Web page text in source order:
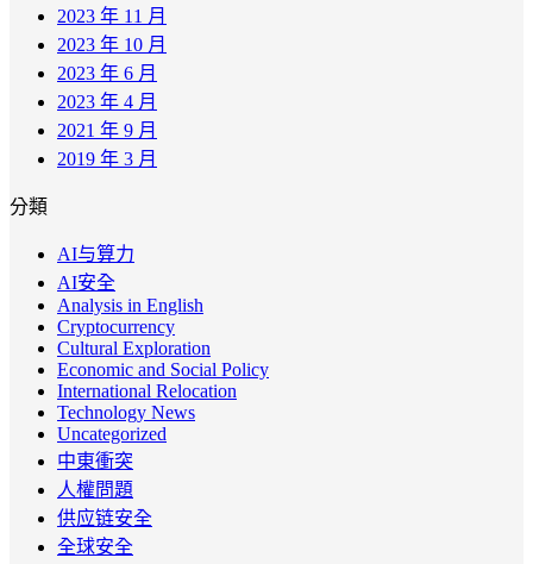
2023 年 11 月
2023 年 10 月
2023 年 6 月
2023 年 4 月
2021 年 9 月
2019 年 3 月
分類
AI与算力
AI安全
Analysis in English
Cryptocurrency
Cultural Exploration
Economic and Social Policy
International Relocation
Technology News
Uncategorized
中東衝突
人權問題
供应链安全
全球安全